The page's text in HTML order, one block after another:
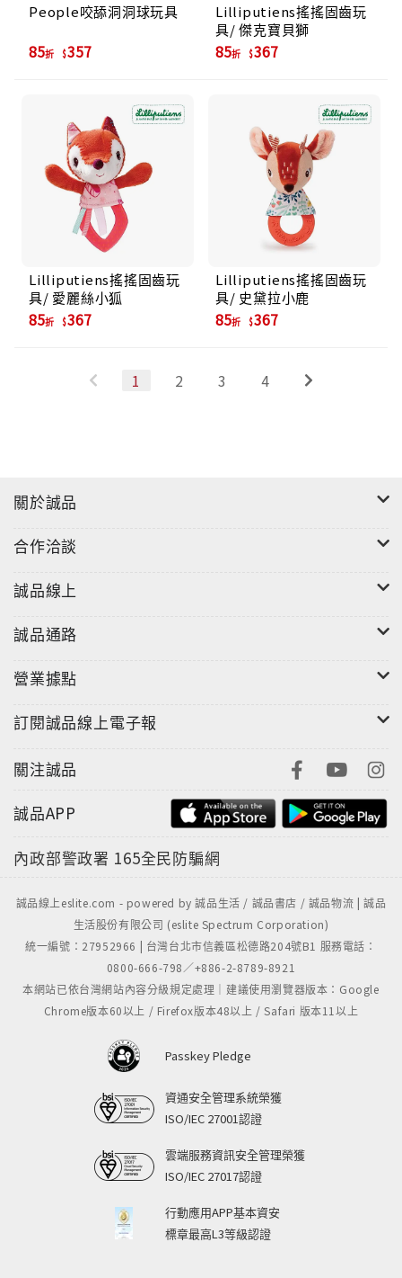
People咬舔洞洞球玩具
85折 357
Lilliputiens搖搖固齒玩
具/ 傑克寶貝獅
85折 367
Lilliputiens搖搖固齒玩
具/ 愛麗絲小狐
85折 367
Lilliputiens搖搖固齒玩
具/ 史黛拉小鹿
85折 367
1 2 3 4
關於誠品
合作洽談
誠品線上
誠品通路
營業據點
訂閱誠品線上電子報
關注誠品
誠品APP
內政部警政署 165全民防騙網
誠品線上eslite.com - powered by 誠品生活 / 誠品書店 / 誠品物流 | 誠品
生活股份有限公司 (eslite Spectrum Corporation)
統一編號：27952966 | 台灣台北市信義區松德路204號B1 服務電話：
0800-666-798／+886-2-8789-8921
本網站已依台灣網站內容分級規定處理｜建議使用瀏覽器版本：Google
Chrome版本60以上 / Firefox版本48以上 / Safari 版本11以上
Passkey Pledge
資通安全管理系統榮獲
ISO/IEC 27001認證
雲端服務資訊安全管理榮獲
ISO/IEC 27017認證
行動應用APP基本資安
標章最高L3等級認證